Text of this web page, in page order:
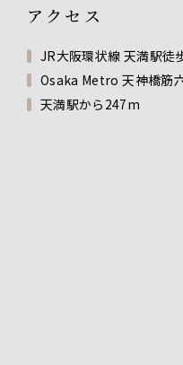
アクセス
JR大阪環状線 天満駅徒
Osaka Metro 天神橋筋
天満駅から247m